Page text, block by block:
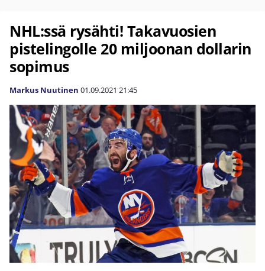
NHL:ssä rysähti! Takavuosien
pistelingolle 20 miljoonan dollarin
sopimus
Markus Nuutinen 01.09.2021 21:45